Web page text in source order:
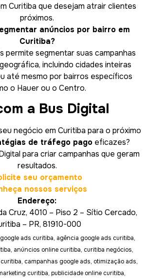
Curitiba que desejam atrair clientes
próximos.
anúncios por bairro em
Curitiba?
permite segmentar suas campanhas
incluindo cidades inteiras
até mesmo por bairros específicos
o Hauer ou o Centro.
a Bus Digital
negócio em Curitiba para o próximo
de tráfego pagoeficazes?
para criar campanhas que geram
resultados.
seu orçamento
nossos serviços
Endereço:
Cruz, 4010 – Piso 2 – Sítio Cercado,
– PR, 81910-000
ads curitiba, agência google ads curitiba,
anúncios online curitiba, curitiba negócios,
campanhas google ads, otimização ads,
curitiba, publicidade online curitiba,